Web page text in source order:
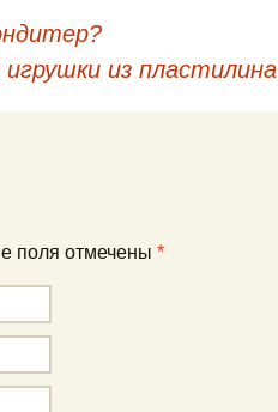
из пластилина
поля отмечены *